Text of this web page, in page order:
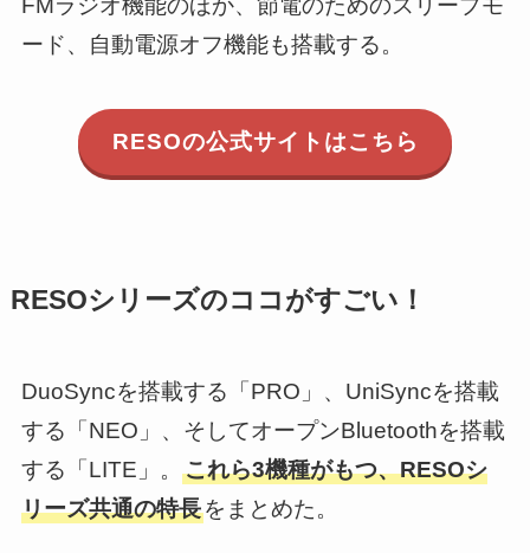
FMラジオ機能のほか、節電のためのスリープモ
ード、自動電源オフ機能も搭載する。
RESOの公式サイトはこちら
RESOシリーズのココがすごい！
DuoSyncを搭載する「PRO」、UniSyncを搭載
する「NEO」、そしてオープンBluetoothを搭載
する「LITE」。 これら3機種がもつ、RESOシ
リーズ共通の特長をまとめた。